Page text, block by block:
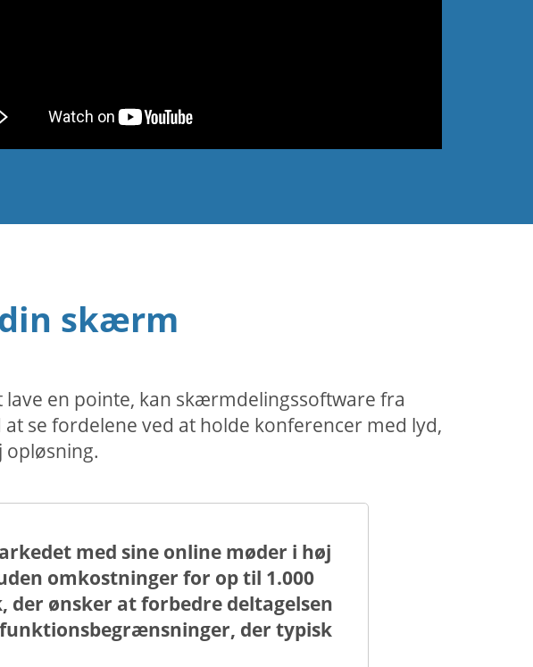
skærm
en pointe, kan skærmdelingssoftware fra
se fordelene ved at holde konferencer med lyd,
med sine online møder i høj
omkostninger for op til 1.000
ønsker at forbedre deltagelsen
der typisk